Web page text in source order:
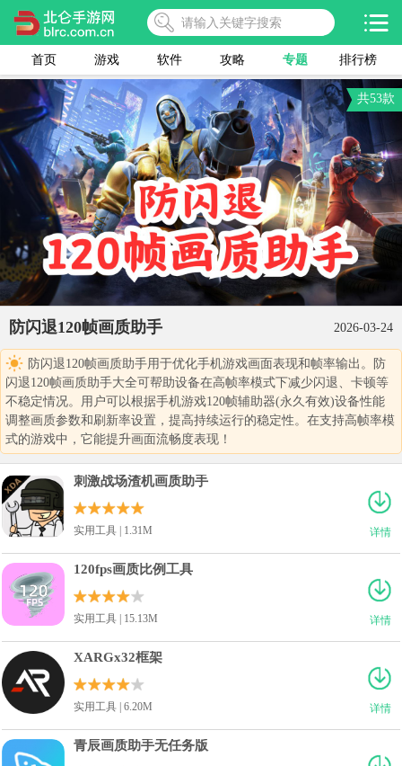
首页 游戏 软件 攻略 专题 排行榜
共53款
防闪退120帧画质助手 2026-03-24
防闪退120帧画质助手用于优化手机游戏画面表现和帧率输出。防
闪退120帧画质助手大全可帮助设备在高帧率模式下减少闪退、卡顿等
不稳定情况。用户可以根据手机游戏120帧辅助器(永久有效)设备性能
调整画质参数和刷新率设置，提高持续运行的稳定性。在支持高帧率模
式的游戏中，它能提升画面流畅度表现！
详情
刺激战场渣机画质助手
实用工具 | 1.31M
详情
120fps画质比例工具
实用工具 | 15.13M
详情
XARGx32框架
实用工具 | 6.20M
青辰画质助手无任务版